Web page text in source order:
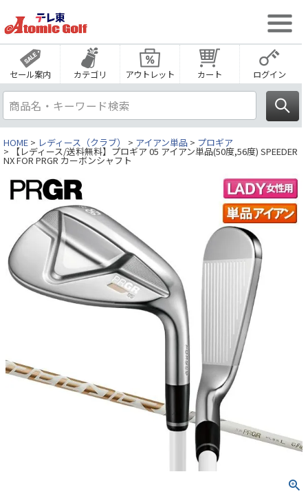
セール案内 カテゴリ アウトレット カート ログイン
HOME レディース（クラブ） アイアン単品 プロギア
【レディース/送料無料】プロギア 05 アイアン単品(50度,56度) SPEEDER
NX FOR PRGR カーボンシャフト